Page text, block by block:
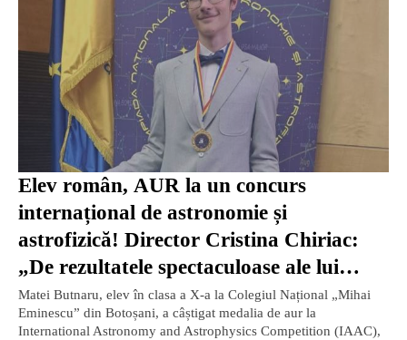
Elev român, AUR la un concurs
internațional de astronomie și
astrofizică! Director Cristina Chiriac:
„De rezultatele spectaculoase ale lui
Matei vom mai auzi mult timp”
Matei Butnaru, elev în clasa a X-a la Colegiul Național „Mihai
Eminescu” din Botoșani, a câștigat medalia de aur la
International Astronomy and Astrophysics Competition (IAAC),